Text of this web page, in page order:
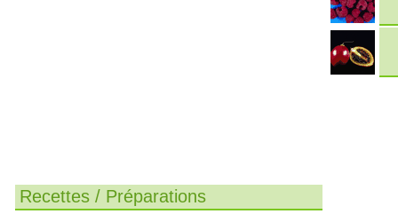
Recettes / Préparations